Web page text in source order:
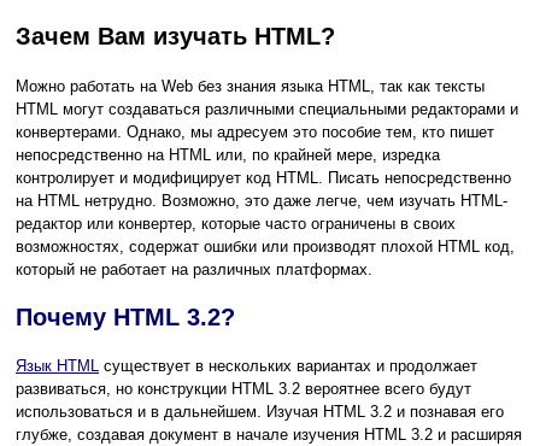
Зачем Вам изучать HTML?
Можно работать на Web без знания языка HTML, так как тексты
HTML могут создаваться различными специальными редакторами и
конвертерами. Однако, мы адресуем это пособие тем, кто пишет
непосредственно на HTML или, по крайней мере, изредка
контролирует и модифицирует код HTML. Писать непосредственно
на HTML нетрудно. Возможно, это даже легче, чем изучать HTML-
редактор или конвертер, которые часто ограничены в своих
возможностях, содержат ошибки или производят плохой HTML код,
который не работает на различных платформах.
Почему HTML 3.2?
Язык HTML
существует в нескольких вариантах и продолжает
развиваться, но конструкции HTML 3.2 вероятнее всего будут
использоваться и в дальнейшем. Изучая HTML 3.2 и познавая его
глубже, создавая документ в начале изучения HTML 3.2 и расширяя